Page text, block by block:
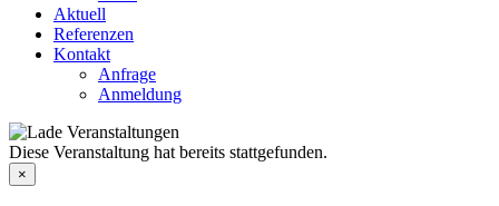
Aktuell
Referenzen
Kontakt
Anfrage
Anmeldung
Diese Veranstaltung hat bereits stattgefunden.
×